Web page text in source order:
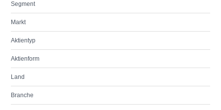
Segment
Markt
Aktientyp
Aktienform
Land
Branche